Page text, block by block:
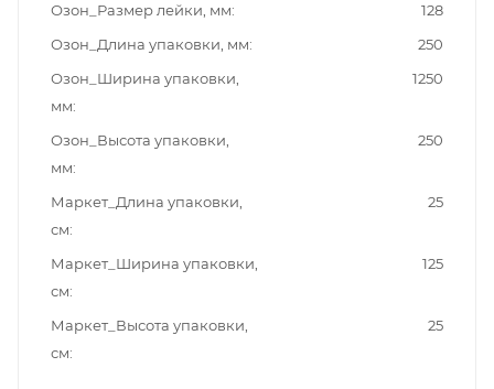
Озон_Размер лейки, мм
128
Озон_Длина упаковки, мм
250
Озон_Ширина упаковки,
мм
1250
Озон_Высота упаковки,
мм
250
Маркет_Длина упаковки,
см
25
Маркет_Ширина упаковки,
см
125
Маркет_Высота упаковки,
см
25